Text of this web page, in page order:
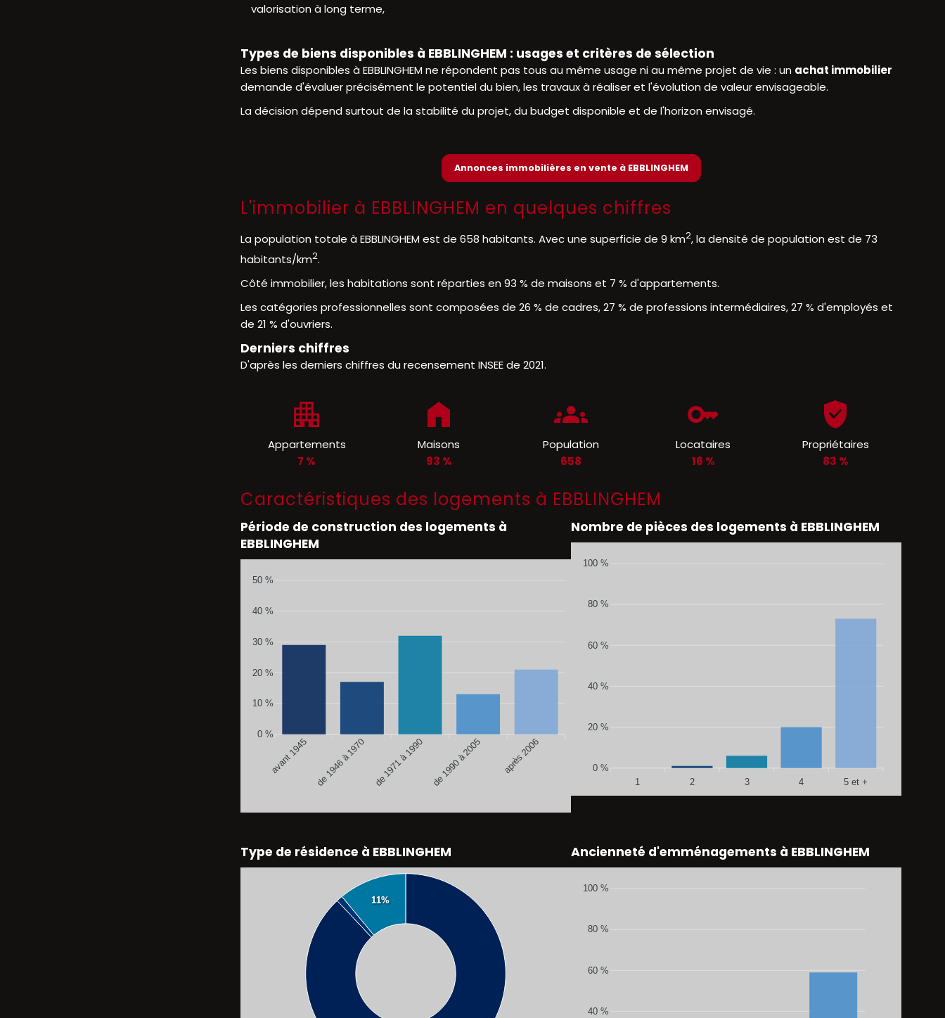
valorisation à long terme,
Types de biens disponibles à EBBLINGHEM : usages et critères de sélection
Les biens disponibles à EBBLINGHEM ne répondent pas tous au même usage ni au même projet de vie : un achat immobilier
demande d'évaluer précisément le potentiel du bien, les travaux à réaliser et l'évolution de valeur envisageable.
La décision dépend surtout de la stabilité du projet, du budget disponible et de l'horizon envisagé.
Annonces immobilières en vente à EBBLINGHEM
L'immobilier à EBBLINGHEM en quelques chiffres
La population totale à EBBLINGHEM est de 658 habitants. Avec une superficie de 9 km2, la densité de population est de 73
habitants/km2.
Côté immobilier, les habitations sont réparties en 93 % de maisons et 7 % d'appartements.
Les catégories professionnelles sont composées de 26 % de cadres, 27 % de professions intermédiaires, 27 % d'employés et
de 21 % d'ouvriers.
Derniers chiffres
D'après les derniers chiffres du recensement INSEE de 2021.
Appartements
7 %
Maisons
93 %
Population
658
Locataires
16 %
Propriétaires
83 %
Caractéristiques des logements à EBBLINGHEM
Période de construction des logements à
EBBLINGHEM
50 %
40 %
30 %
20 %
10 %
0 %
avant 1945 de 1946 à 1970 de 1971 à 1990 de 1990 à 2005 après 2006
Nombre de pièces des logements à EBBLINGHEM
100 %
80 %
60 %
40 %
20 %
0 %
1
2 3 4 5 et +
Type de résidence à EBBLINGHEM
11%
Ancienneté d'emménagements à EBBLINGHEM
100 %
80 %
60 %
40 %